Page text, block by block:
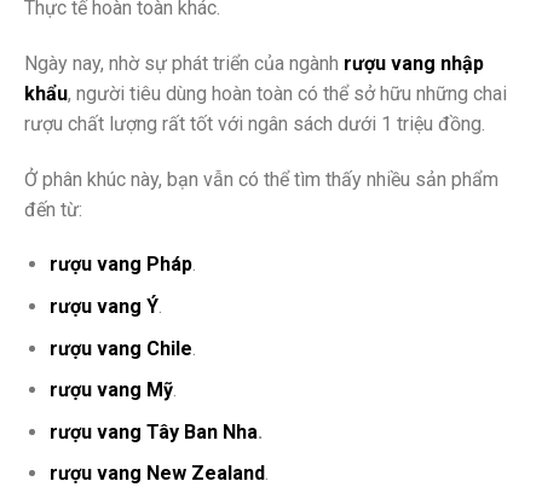
Thực tế hoàn toàn khác.
Ngày nay, nhờ sự phát triển của ngành rượu vang nhập
khẩu, người tiêu dùng hoàn toàn có thể sở hữu những chai
rượu chất lượng rất tốt với ngân sách dưới 1 triệu đồng.
Ở phân khúc này, bạn vẫn có thể tìm thấy nhiều sản phẩm
đến từ:
rượu vang Pháp.
rượu vang Ý.
rượu vang Chile
rượu vang Mỹ.
rượu vang Tây Ban Nha.
rượu vang New Zealand.